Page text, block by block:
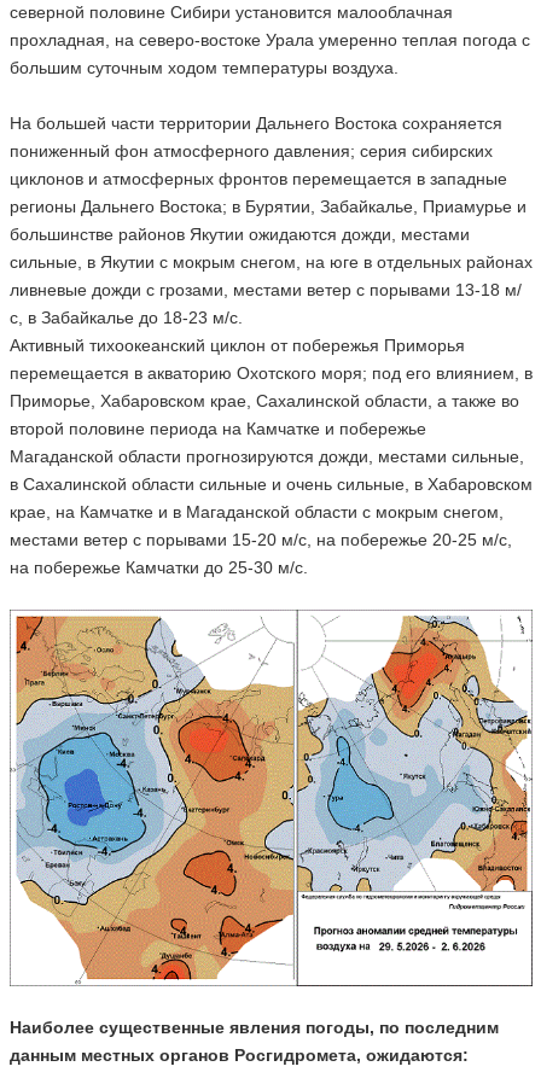
северной половине Сибири установится малооблачная
прохладная, на северо-востоке Урала умеренно теплая погода с
большим суточным ходом температуры воздуха.
На большей части территории Дальнего Востока сохраняется
пониженный фон атмосферного давления; серия сибирских
циклонов и атмосферных фронтов перемещается в западные
регионы Дальнего Востока; в Бурятии, Забайкалье, Приамурье и
большинстве районов Якутии ожидаются дожди, местами
сильные, в Якутии с мокрым снегом, на юге в отдельных районах
ливневые дожди с грозами, местами ветер с порывами 13-18 м/
с, в Забайкалье до 18-23 м/с.
Активный тихоокеанский циклон от побережья Приморья
перемещается в акваторию Охотского моря; под его влиянием, в
Приморье, Хабаровском крае, Сахалинской области, а также во
второй половине периода на Камчатке и побережье
Магаданской области прогнозируются дожди, местами сильные,
в Сахалинской области сильные и очень сильные, в Хабаровском
крае, на Камчатке и в Магаданской области с мокрым снегом,
местами ветер с порывами 15-20 м/с, на побережье 20-25 м/с,
на побережье Камчатки до 25-30 м/с.
Наиболее существенные явления погоды, по последним
данным местных органов Росгидромета, ожидаются: